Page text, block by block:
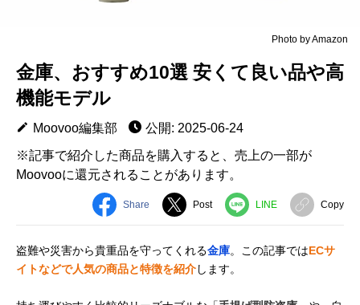
Photo by Amazon
金庫、おすすめ10選 安くて良い品や高
機能モデル
Moovoo編集部
公開: 2025-06-24
※記事で紹介した商品を購入すると、売上の一部が
Moovooに還元されることがあります。
Share Post LINE Copy
盗難や災害から貴重品を守ってくれる金庫。この記事ではECサ
イトなどで人気の商品と特徴を紹介します。